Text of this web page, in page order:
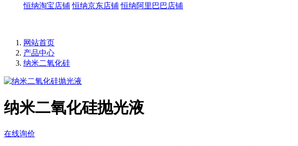
恒纳淘宝店铺 恒纳京东店铺 恒纳阿里巴巴店铺
网站首页
产品中心
纳米二氧化硅
纳米二氧化硅抛光液
在线询价